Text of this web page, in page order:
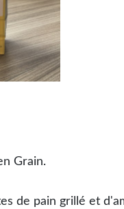
Grain.
de pain grillé et